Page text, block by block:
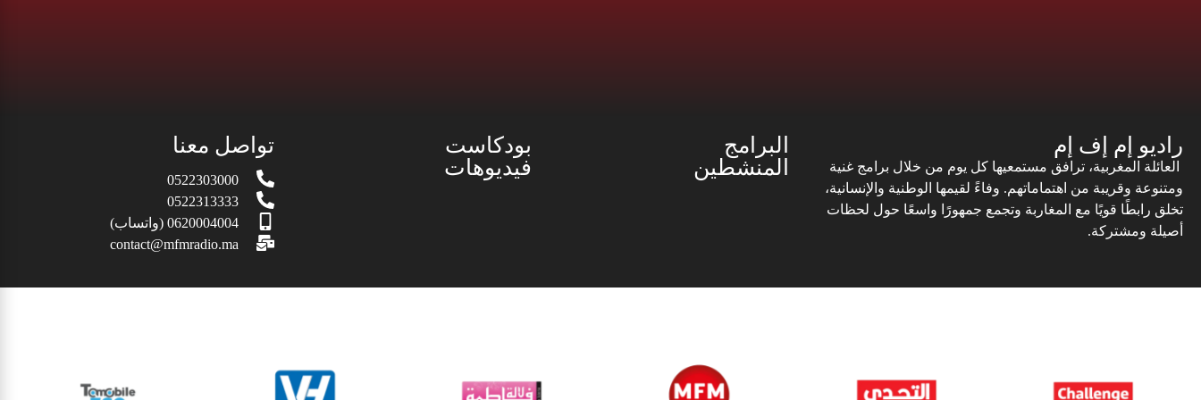
راديو إم إف إم
العائلة المغربية، ترافق مستمعيها كل يوم من خلال برامج غنية
ومتنوعة وقريبة من اهتماماتهم. وفاءً لقيمها الوطنية والإنسانية،
تخلق رابطًا قويًا مع المغاربة وتجمع جمهورًا واسعًا حول لحظات
أصيلة ومشتركة.
البرامج
المنشطين
بودكاست
فيديوهات
تواصل معنا
0522303000
0522313333
0620004004 (واتساب)
contact@mfmradio.ma